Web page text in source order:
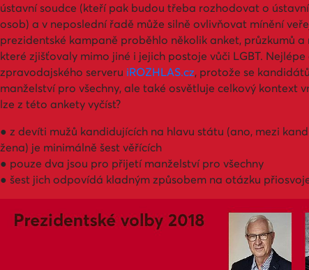
ústavní soudce (kteří pak budou třeba rozhodovat o
osob) a v neposlední řadě může silně ovlivňovat mínění
prezidentské kampaně proběhlo několik anket, průzkumů
které zjišťovaly mimo jiné i jejich postoje vůči LGBT.
zpravodajského serveru iROZHLAS.cz, protože se
manželství pro všechny, ale také osvětluje celkový kontext
lze z této ankety vyčíst?
● z devíti mužů kandidujících na hlavu státu (ano, mezi
žena) je minimálně šest věřících
● pouze dva jsou pro přijetí manželství pro všechny
● šest jich odpovídá kladným způsobem na otázku